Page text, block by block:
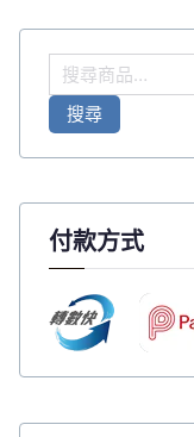
搜
尋
搜尋
付款方式